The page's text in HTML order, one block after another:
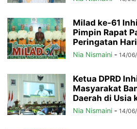
Milad ke-61
Pimpin Rapat
Peringatan
Nia Nismaini - 14/
Ketua DPRD
Masyarakat
Daerah di Usia
Nia Nismaini - 14/